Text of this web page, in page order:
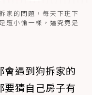
家的問題，每天下班下
遭小偷一樣，這究竟是
會遇到狗拆家的
要猜自己房子有